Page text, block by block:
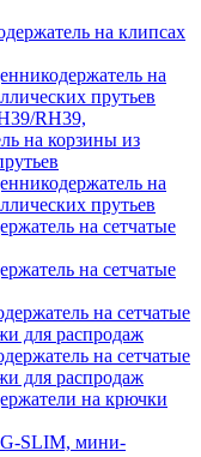
на клипсах
на
прутьев
RH39,
на корзины из
на
прутьев
на сетчатые
на сетчатые
на сетчатые
для распродаж
на сетчатые
для распродаж
на крючки
SLIM, мини-